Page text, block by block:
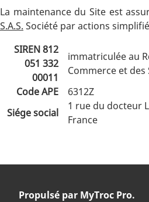
La maintenance du Site est
S.A.S. Société par actions
SIREN 812
051 332
00011
immatriculée au
Commerce et des
Code APE
6312Z
Siége social
1 rue du docteur
France
Propulsé par MyTroc Pro.